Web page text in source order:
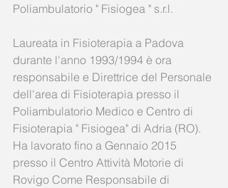
Poliambulatorio " Fisiogea " s.r.l.
Laureata in Fisioterapia a Padova
durante l'anno 1993/1994 è ora
responsabile e Direttrice del Personale
dell'area di Fisioterapia presso il
Poliambulatorio Medico e Centro di
Fisioterapia " Fisiogea" di Adria (RO).
Ha lavorato fino a Gennaio 2015
presso il Centro Attività Motorie di
Rovigo Come Responsabile di